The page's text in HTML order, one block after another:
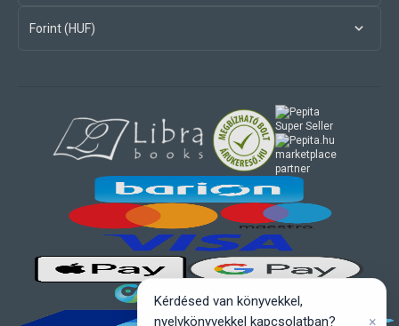
Forint (HUF)
marketplace
partner
Kérdésed van könyvekkel,
nyelvkönyvekkel kapcsolatban?
×